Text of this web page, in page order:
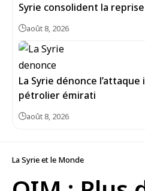
Syrie consolident la reprise
août 8, 2026
La Syrie dénonce
pétrolier émirati
août 8, 2026
La Syrie et le Monde